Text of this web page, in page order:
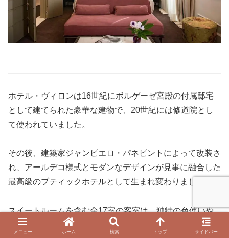
ホテル・ヴィロンは16世紀にボルゲーゼ宮殿の付属邸宅
として建てられた豪華な建物で、20世紀には修道院とし
て使われていました。
その後、建築家ジャンピエロ・パネピントによって改装さ
れ、アールデコ様式とモダンなデザインが見事に融合した
最高級のブティックホテルとして生まれ変わりました。
スイートルームを含む全17室の客室は、独特の色使いや
目を引く調度品で飾られています。
メニュー ホーム 検索 トップ サイドバー